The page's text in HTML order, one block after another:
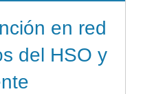
en red
del HSO y